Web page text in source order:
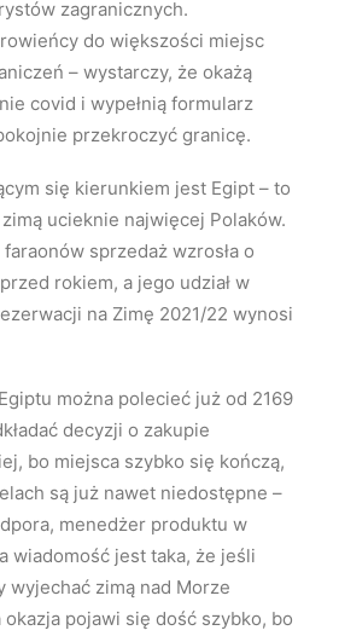
zagranicznych.
do większości miejsc
– wystarczy, że okażą
covid i wypełnią formularz
przekroczyć granicę.
się kierunkiem jest Egipt – to
ucieknie najwięcej Polaków.
sprzedaż wzrosła o
rokiem, a jego udział w
na Zimę 2021/22 wynosi
można polecieć już od 2169
decyzji o zakupie
bo miejsca szybko się kończą,
są już nawet niedostępne –
menedżer produktu w
wiadomość jest taka, że jeśli
wyjechać zimą nad Morze
pojawi się dość szybko, bo